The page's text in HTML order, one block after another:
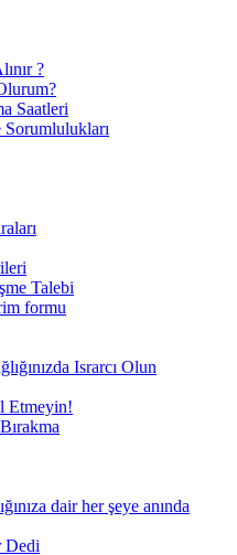
?
Saatleri
Sorumlulukları
Talebi
formu
Israrcı Olun
Etmeyin!
dair her şeye anında
Dedi